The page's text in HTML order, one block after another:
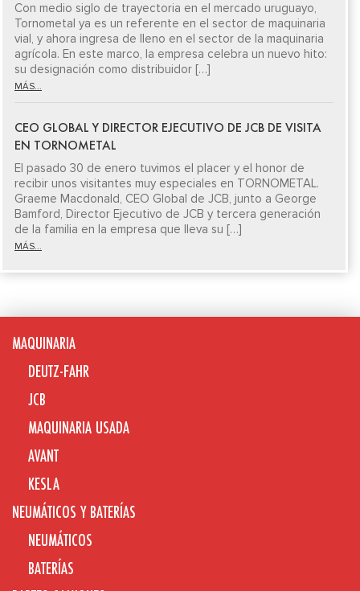
Con medio siglo de trayectoria en el mercado uruguayo,
Tornometal ya es un referente en el sector de maquinaria
vial, y ahora ingresa de lleno en el sector de la maquinaria
agrícola. En este marco, la empresa celebra un nuevo hito:
su designación como distribuidor […]
MÁS...
CEO GLOBAL Y DIRECTOR EJECUTIVO DE JCB DE VISITA
EN TORNOMETAL
El pasado 30 de enero tuvimos el placer y el honor de
recibir unos visitantes muy especiales en TORNOMETAL.
Graeme Macdonald, CEO Global de JCB, junto a George
Bamford, Director Ejecutivo de JCB y tercera generación
de la familia en la empresa que lleva su […]
MÁS...
MAQUINARIA
DEUTZ-FAHR
JCB
MAQUINARIA USADA
AVANT
KESLA
NEUMÁTICOS Y BATERÍAS
NEUMÁTICOS
BATERÍAS